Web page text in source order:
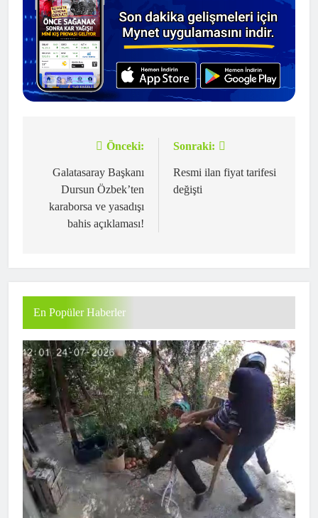
gezinmesi
Önceki:
Galatasaray Başkanı
Dursun Özbek’ten
karaborsa ve yasadışı
bahis açıklaması!
Sonraki:
Resmi ilan fiyat tarifesi
değişti
En Popüler Haberler